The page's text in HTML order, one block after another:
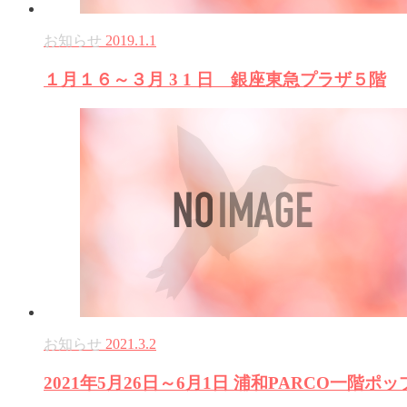
お知らせ 2019.1.1
１月１６～３月 3 1 日 銀座東急プラザ５階
お知らせ 2021.3.2
2021年5月26日～6月1日 浦和PARCO一階ポッ